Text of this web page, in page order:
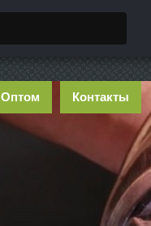
Оптом Контакты